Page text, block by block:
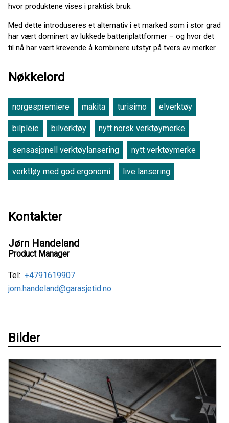
hvor produktene vises i praktisk bruk.
Med dette introduseres et alternativ i et marked som i stor grad
har vært dominert av lukkede batteriplattformer – og hvor det
til nå har vært krevende å kombinere utstyr på tvers av merker.
Nøkkelord
norgespremiere makita turisimo elverktøy
bilpleie bilverktøy nytt norsk verktøymerke
sensasjonell verktøylansering nytt verktøymerke
verktløy med god ergonomi live lansering
Kontakter
Jørn Handeland
Product Manager
Tel: +4791619907
jorn.handeland@garasjetid.no
Bilder